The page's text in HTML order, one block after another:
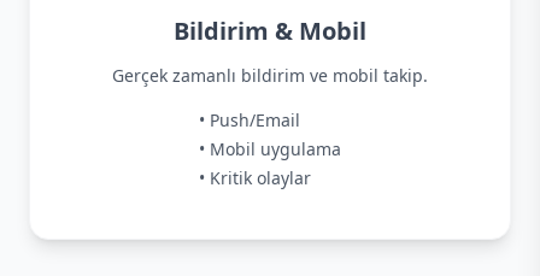
Bildirim & Mobil
Gerçek zamanlı bildirim ve mobil takip.
• Push/Email
• Mobil uygulama
• Kritik olaylar